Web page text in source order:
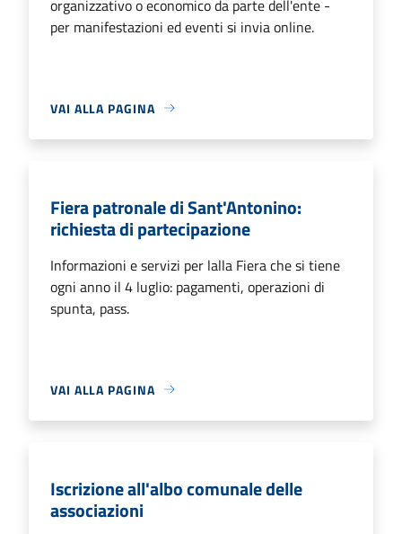
organizzativo o economico da parte dell'ente -
per manifestazioni ed eventi si invia online.
VAI ALLA PAGINA
Fiera patronale di Sant'Antonino:
richiesta di partecipazione
Informazioni e servizi per lalla Fiera che si tiene
ogni anno il 4 luglio: pagamenti, operazioni di
spunta, pass.
VAI ALLA PAGINA
Iscrizione all'albo comunale delle
associazioni